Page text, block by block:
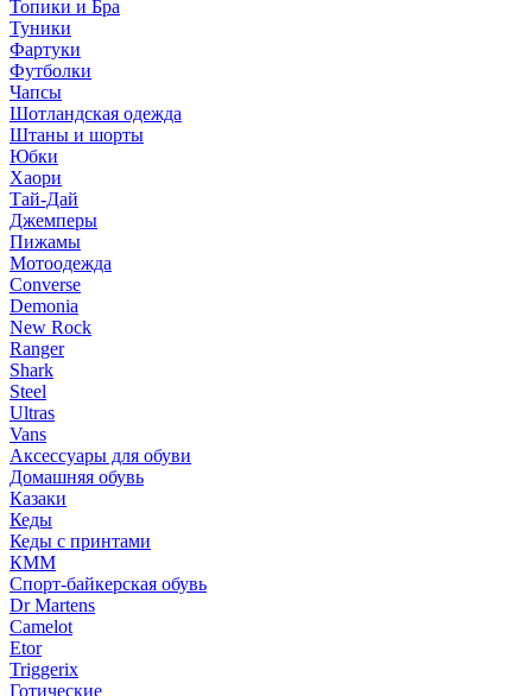
Топики и Бра
Туники
Фартуки
Футболки
Чапсы
Шотландская одежда
Штаны и шорты
Юбки
Хаори
Тай-Дай
Джемперы
Пижамы
Мотоодежда
Converse
Demonia
New Rock
Ranger
Shark
Steel
Ultras
Vans
Аксессуары для обуви
Домашняя обувь
Казаки
Кеды
Кеды с принтами
КММ
Спорт-байкерская обувь
Dr Martens
Camelot
Etor
Triggerix
Готические